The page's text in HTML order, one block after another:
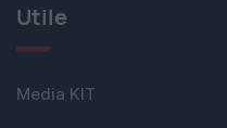
Utile
Media KIT